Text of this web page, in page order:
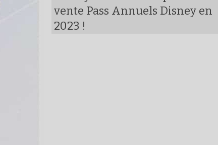
vente Pass Annuels Disney en
2023 !